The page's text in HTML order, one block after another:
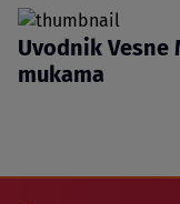
Uvodnik Vesne
mukama